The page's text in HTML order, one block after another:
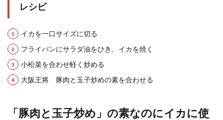
レシピ
イカを一口サイズに切る
フライパンにサラダ油をひき、イカを焼く
小松菜を合わせ軽く炒める
大阪王将 豚肉と玉子炒めの素を合わせる
「豚肉と玉子炒め」の素なのにイカに使